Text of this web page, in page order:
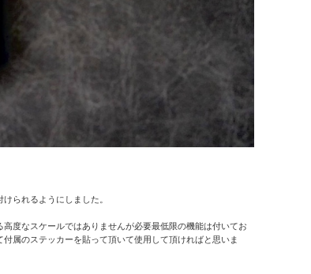
られるようにしました。
度なスケールではありませんが必要最低限の機能は付いてお
属のステッカーを貼って頂いて使用して頂ければと思いま